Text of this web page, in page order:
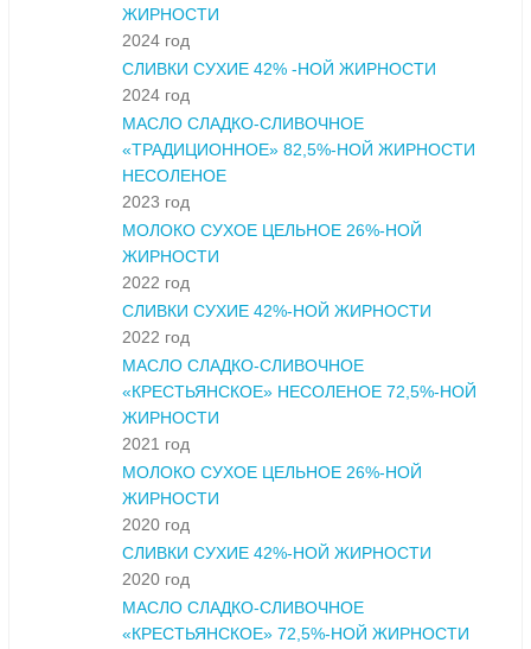
ЖИРНОСТИ
2024 год
СЛИВКИ СУХИЕ 42% -НОЙ ЖИРНОСТИ
2024 год
МАСЛО СЛАДКО-СЛИВОЧНОЕ
«ТРАДИЦИОННОЕ» 82,5%-НОЙ ЖИРНОСТИ
НЕСОЛЕНОЕ
2023 год
МОЛОКО СУХОЕ ЦЕЛЬНОЕ 26%-НОЙ
ЖИРНОСТИ
2022 год
СЛИВКИ СУХИЕ 42%-НОЙ ЖИРНОСТИ
2022 год
МАСЛО СЛАДКО-СЛИВОЧНОЕ
«КРЕСТЬЯНСКОЕ» НЕСОЛЕНОЕ 72,5%-НОЙ
ЖИРНОСТИ
2021 год
МОЛОКО СУХОЕ ЦЕЛЬНОЕ 26%-НОЙ
ЖИРНОСТИ
2020 год
СЛИВКИ СУХИЕ 42%-НОЙ ЖИРНОСТИ
2020 год
МАСЛО СЛАДКО-СЛИВОЧНОЕ
«КРЕСТЬЯНСКОЕ» 72,5%-НОЙ ЖИРНОСТИ